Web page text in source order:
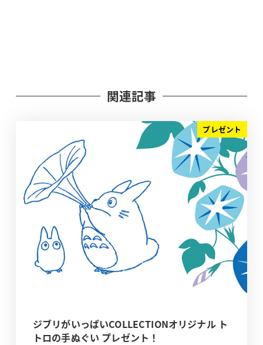
関連記事
プレゼント
ジブリがいっぱいCOLLECTIONオリジナル ト
トロの手ぬぐい プレゼント！